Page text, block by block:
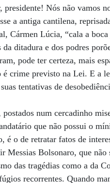
Nós não vamos
a antiga cantilena,
Cármen Lúcia, “cala a
ditadura e dos podres
pode ter certeza, mais
crime previsto na Lei. E a
tentativas de
num cercadinho
que não possui o
o de retratar fatos de
Messias Bolsonaro, que não
das tragédias como a da
recorrentes. Quando